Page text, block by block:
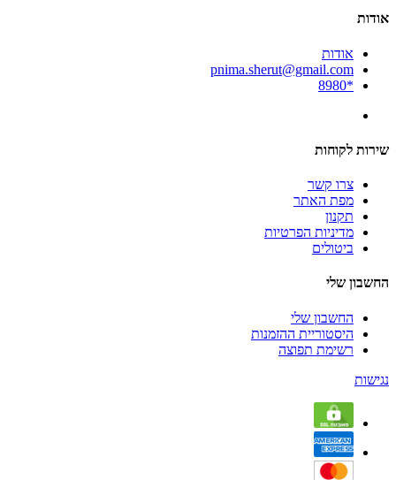
אודות
אודות
pnima.sherut@gmail.com
*8980
שירות לקוחות
צרו קשר
מפת האתר
תקנון
מדיניות הפרטיות
ביטולים
החשבון שלי
החשבון שלי
היסטוריית ההזמנות
רשימת תפוצה
נגישות